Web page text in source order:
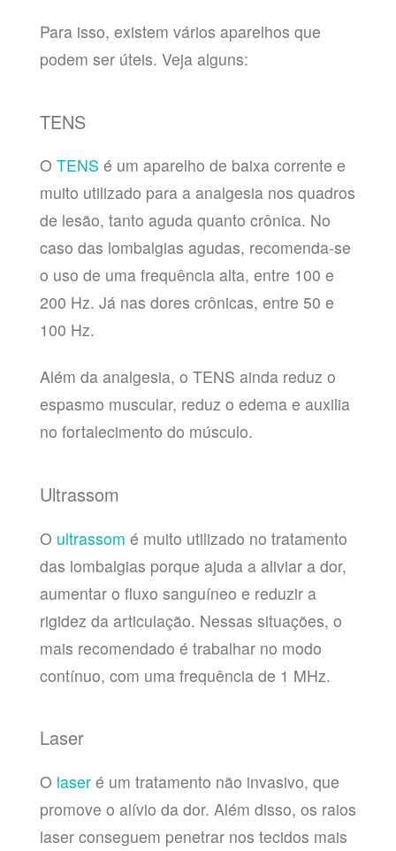
Para isso, existem vários aparelhos que
podem ser úteis. Veja alguns:
TENS
O TENS é um aparelho de baixa corrente e
muito utilizado para a analgesia nos quadros
de lesão, tanto aguda quanto crônica. No
caso das lombalgias agudas, recomenda-se
o uso de uma frequência alta, entre 100 e
200 Hz. Já nas dores crônicas, entre 50 e
100 Hz.
Além da analgesia, o TENS ainda reduz o
espasmo muscular, reduz o edema e auxilia
no fortalecimento do músculo.
Ultrassom
O ultrassom é muito utilizado no tratamento
das lombalgias porque ajuda a aliviar a dor,
aumentar o fluxo sanguíneo e reduzir a
rigidez da articulação. Nessas situações, o
mais recomendado é trabalhar no modo
contínuo, com uma frequência de 1 MHz.
Laser
O laseré um tratamento não invasivo, que
promove o alívio da dor. Além disso, os raios
laser conseguem penetrar nos tecidos mais